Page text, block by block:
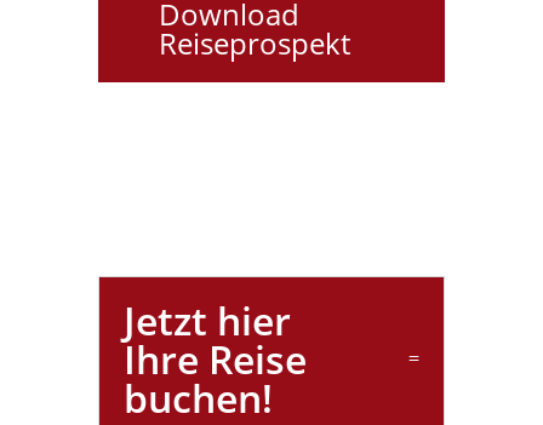
Download
Reiseprospekt
Jetzt hier
Ihre Reise
buchen!